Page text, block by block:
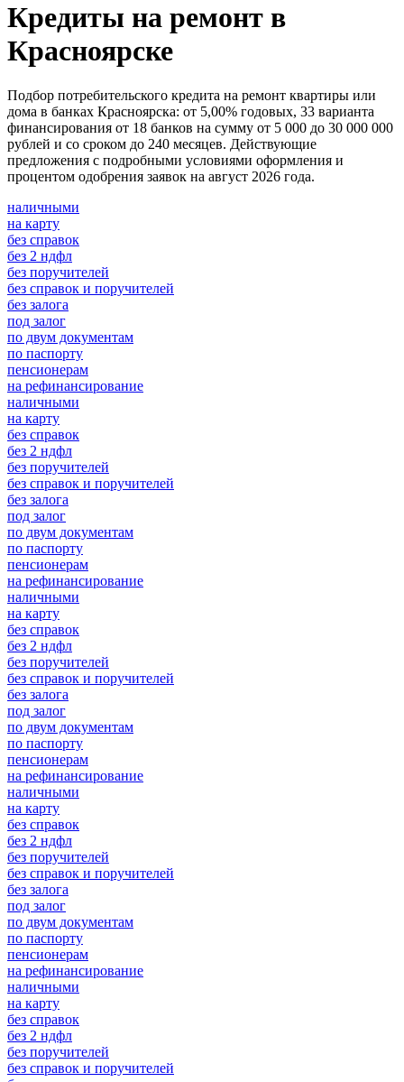
Кредиты на ремонт в
Красноярске
Подбор потребительского кредита на ремонт квартиры или
дома в банках Красноярска: от 5,00% годовых, 33 варианта
финансирования от 18 банков на сумму от 5 000 до 30 000 000
рублей и со сроком до 240 месяцев. Действующие
предложения с подробными условиями оформления и
процентом одобрения заявок на август 2026 года.
наличными
на карту
без справок
без 2 ндфл
без поручителей
без справок и поручителей
без залога
под залог
по двум документам
по паспорту
пенсионерам
на рефинансирование
наличными
на карту
без справок
без 2 ндфл
без поручителей
без справок и поручителей
без залога
под залог
по двум документам
по паспорту
пенсионерам
на рефинансирование
наличными
на карту
без справок
без 2 ндфл
без поручителей
без справок и поручителей
без залога
под залог
по двум документам
по паспорту
пенсионерам
на рефинансирование
наличными
на карту
без справок
без 2 ндфл
без поручителей
без справок и поручителей
без залога
под залог
по двум документам
по паспорту
пенсионерам
на рефинансирование
наличными
на карту
без справок
без 2 ндфл
без поручителей
без справок и поручителей